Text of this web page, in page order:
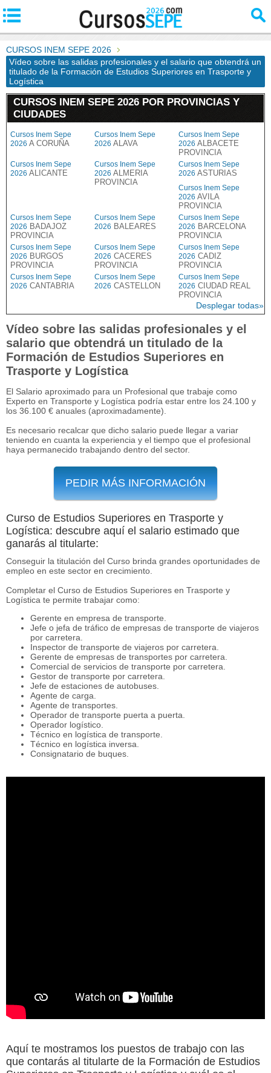
CURSOS INEM SEPE 2026
Vídeo sobre las salidas profesionales y el salario que obtendrá un
titulado de la Formación de Estudios Superiores en Trasporte y
Logística
CURSOS INEM SEPE 2026 POR PROVINCIAS Y
CIUDADES
Cursos Inem Sepe
2026 A CORUÑA
Cursos Inem Sepe
2026 ALAVA
Cursos Inem Sepe
2026 ALBACETE
PROVINCIA
Cursos Inem Sepe
2026 ALICANTE
Cursos Inem Sepe
2026 ALMERIA
PROVINCIA
Cursos Inem Sepe
2026 ASTURIAS
Cursos Inem Sepe
2026 AVILA
PROVINCIA
Cursos Inem Sepe
2026 BADAJOZ
PROVINCIA
Cursos Inem Sepe
2026 BALEARES
Cursos Inem Sepe
2026 BARCELONA
PROVINCIA
Cursos Inem Sepe
2026 BURGOS
PROVINCIA
Cursos Inem Sepe
2026 CACERES
PROVINCIA
Cursos Inem Sepe
2026 CADIZ
PROVINCIA
Cursos Inem Sepe
2026 CANTABRIA
Cursos Inem Sepe
2026 CASTELLON
Cursos Inem Sepe
2026 CIUDAD REAL
PROVINCIA
Desplegar todas»
Vídeo sobre las salidas profesionales y el
salario que obtendrá un titulado de la
Formación de Estudios Superiores en
Trasporte y Logística
El Salario aproximado para un Profesional que trabaje como
Experto en Transporte y Logística podría estar entre los 24.100 y
los 36.100 € anuales (aproximadamente).
Es necesario recalcar que dicho salario puede llegar a variar
teniendo en cuanta la experiencia y el tiempo que el profesional
haya permanecido trabajando dentro del sector.
PEDIR MÁS INFORMACIÓN
Curso de Estudios Superiores en Trasporte y
Logística: descubre aquí el salario estimado que
ganarás al titularte:
Conseguir la titulación del Curso brinda grandes oportunidades de
empleo en este sector en crecimiento.
Completar el Curso de Estudios Superiores en Trasporte y
Logística te permite trabajar como:
Gerente en empresa de transporte.
Jefe o jefa de tráfico de empresas de transporte de viajeros
por carretera.
Inspector de transporte de viajeros por carretera.
Gerente de empresas de transportes por carretera.
Comercial de servicios de transporte por carretera.
Gestor de transporte por carretera.
Jefe de estaciones de autobuses.
Agente de carga.
Agente de transportes.
Operador de transporte puerta a puerta.
Operador logístico.
Técnico en logística de transporte.
Técnico en logística inversa.
Consignatario de buques.
Aquí te mostramos los puestos de trabajo con las
que contarás al titularte de la Formación de Estudios